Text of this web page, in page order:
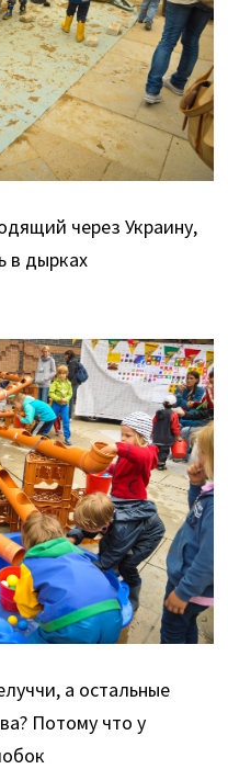
через Украину,
в дырках
а остальные
Потому что у